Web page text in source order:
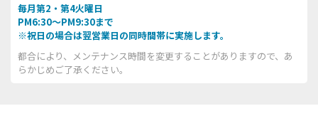
毎月第2・第4火曜日
PM6:30～PM9:30まで
※祝日の場合は翌営業日の同時間帯に実施します。
都合により、メンテナンス時間を変更することがありますので、あ
らかじめご了承ください。